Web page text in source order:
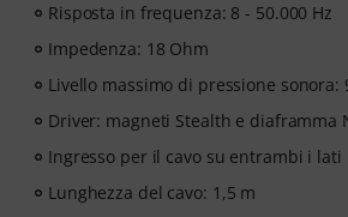
Risposta in frequenza: 8 - 50.000 Hz
Impedenza: 18 Ohm
Livello massimo di pressione sonora:
Driver: magneti Stealth e diaframma
Ingresso per il cavo su entrambi i lati
Lunghezza del cavo: 1,5 m